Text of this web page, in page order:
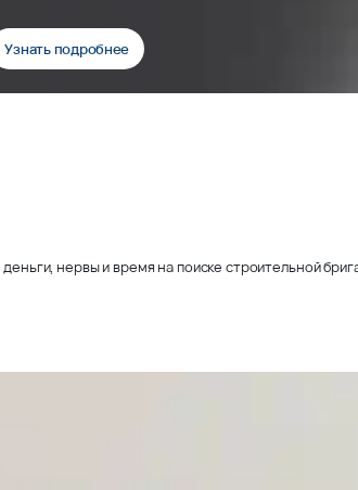
Узнать подробнее
нервы и время на поиске строительной